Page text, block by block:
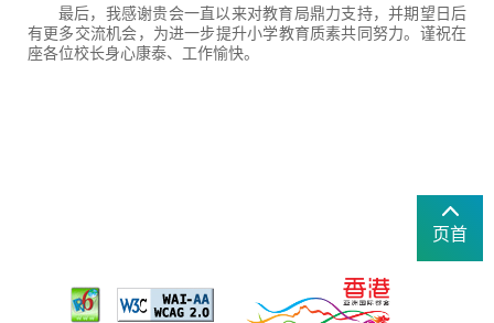
最后，我感谢贵会一直以来对教育局鼎力支持，并期望日后
有更多交流机会，为进一步提升小学教育质素共同努力。谨祝在
座各位校长身心康泰、工作愉快。
页首